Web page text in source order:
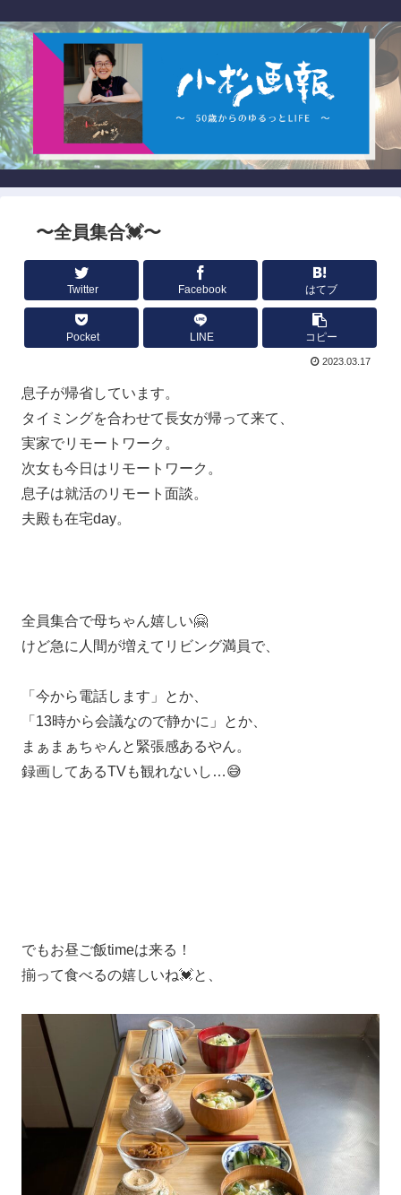
〜全員集合💓〜
Twitter Facebook はてブ
Pocket LINE コピー
2023.03.17
息子が帰省しています。
タイミングを合わせて長女が帰って来て、
実家でリモートワーク。
次女も今日はリモートワーク。
息子は就活のリモート面談。
夫殿も在宅day。
全員集合で母ちゃん嬉しい🤗
けど急に人間が増えてリビング満員で、
「今から電話します」とか、
「13時から会議なので静かに」とか、
まぁまぁちゃんと緊張感あるやん。
録画してあるTVも観れないし…😅
でもお昼ご飯timeは来る！
揃って食べるの嬉しいね💓と、